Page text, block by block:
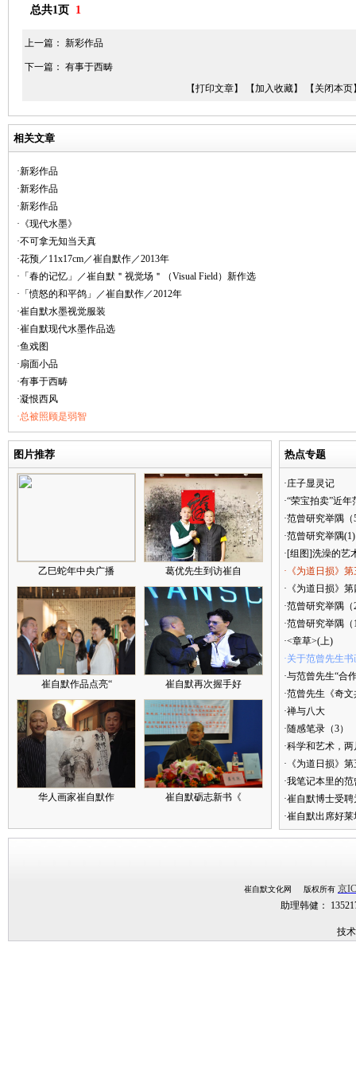
总共1页 1
上一篇： 新彩作品
下一篇： 有事于西畴
【打印文章】
【加入收藏】 【关闭本页
相关文章
·新彩作品
·新彩作品
·新彩作品
·《现代水墨》
·不可拿无知当天真
·花预／11x17cm／崔自默作／2013年
·「春的记忆」／崔自默＂视觉场＂（Visual Field）新作选
·「愤怒的和平鸽」／崔自默作／2012年
·崔自默水墨视觉服装
·崔自默现代水墨作品选
·鱼戏图
·扇面小品
·有事于西畴
·凝恨西风
·总被照顾是弱智
图片推荐
乙巳蛇年中央广播 葛优先生到访崔自
崔自默作品点亮“ 崔自默再次握手好
华人画家崔自默作 崔自默砺志新书《
热点专题
·庄子显灵记
·“荣宝拍卖”近
·范曾研究举隅（
·范曾研究举隅(1)
·[组图]洗澡的艺
·《为道日损》
·《为道日损》
·范曾研究举隅（
·范曾研究举隅（
·<章草>(上)
·关于范曾先生
·与范曾先生“合
·范曾先生《奇
·禅与八大
·随感笔录（3）
·科学和艺术，
·《为道日损》
·我笔记本里的
·崔自默博士受
·崔自默出席好
崔自默文化网 版权所有 京
助理韩健：
技